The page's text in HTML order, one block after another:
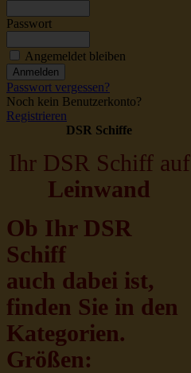
Passwort
Angemeldet bleiben
Passwort vergessen?
Noch kein Benutzerkonto?
Registrieren
DSR Schiffe
Ihr DSR Schiff auf
Leinwand
Ob Ihr DSR
Schiff
auch dabei ist,
finden Sie in den
Kategorien.
Größen: